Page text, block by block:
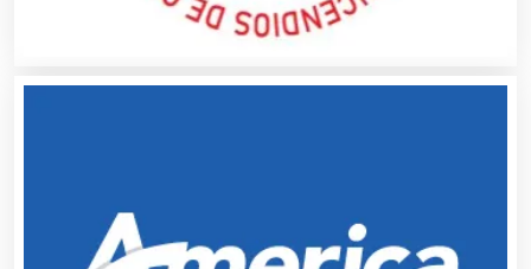
Aluminio
Ambulancias
Análisis de Aguas